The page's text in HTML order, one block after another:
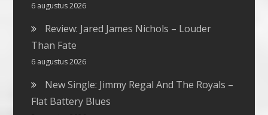
6 augustus 2026
Review: Jared James Nichols – Louder
Than Fate
6 augustus 2026
New Single: Jimmy Regal And The Royals –
Flat Battery Blues